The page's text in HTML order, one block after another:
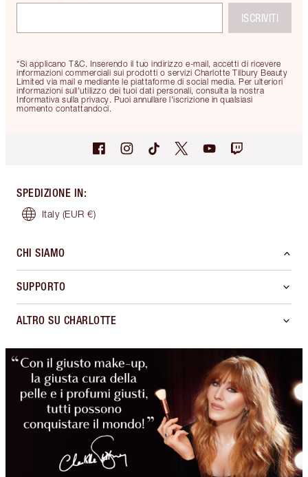
*Si applicano T&C. Inserendo il tuo indirizzo e-mail, accetti di ricevere
informazioni commerciali sui prodotti o servizi Charlotte Tilbury Beauty
Limited via mail e mediante le piattaforme di social media. Per ulteriori
informazioni sull'utilizzo dei tuoi dati personali, consulta la nostra
Informativa sulla privacy. Puoi annullare l'iscrizione in qualsiasi
momento contattandoci.
ISCRIVITI
SPEDIZIONE IN:
Italy (EUR €)
CHI SIAMO
SUPPORTO
ALTRO SU CHARLOTTE